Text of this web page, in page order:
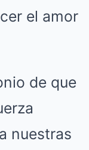
el amor
de que
nuestras